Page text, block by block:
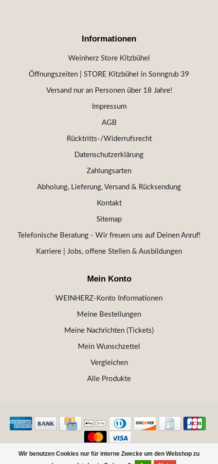
Wir benutzen Cookies nur für interne Zwecke um den Webshop zu
Informationen
Weinherz Store Kitzbühel
Öffnungszeiten | STORE Kitzbühel in Sonngrub 39
Versand nur an Personen über 18 Jahre!
Impressum
AGB
Rücktritts-/Widerrufsrecht
Datenschutzerklärung
Zahlungsarten
Abholung, Lieferung, Versand & Rücksendung
Kontakt
Sitemap
Telefonische Beratung - Wir freuen uns auf Deinen Anruf!
Karriere | Jobs, offene Stellen & Ausbildungen
Mein Konto
WEINHERZ-Konto Informationen
Meine Bestellungen
Meine Nachrichten (Tickets)
Mein Wunschzettel
Vergleichen
Alle Produkte
© Copyright 2026 WEINHERZ Kitzbühel - Die VINOTHEK in